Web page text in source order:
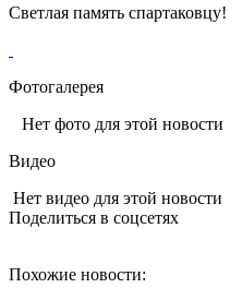
Светлая память спартаковцу!
Фотогалерея
Нет фото для этой новости
Видео
Нет видео для этой новости
Поделиться в соцсетях
Похожие новости: